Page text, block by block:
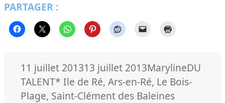
PARTAGER :
Publié
le
11 juillet 201313 juillet 2013Auteur
MarylineDU
TALENTMots-
clés
* Ile de Ré,Ars-en-Ré, Le Bois-
Plage, Saint-Clément des Baleines